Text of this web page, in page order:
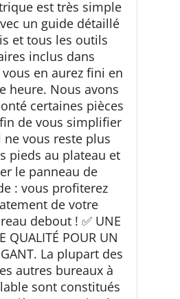
+ Montage
20 Ans +
2024 (Blanc)
est très simple
un guide détaillé
et tous les outils
inclus dans
en aurez fini en
heure. Nous avons
certaines pièces
de vous simplifier
ne vous reste plus
pieds au plateau et
le panneau de
: vous profiterez
de votre
debout ! ✅ UNE
QUALITÉ POUR UN
La plupart des
autres bureaux à
sont constitués